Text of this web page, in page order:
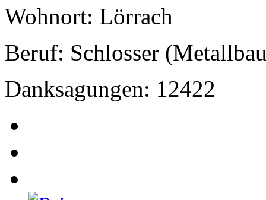
Wohnort: Lörrach
Beruf: Schlosser
Danksagungen: 12422